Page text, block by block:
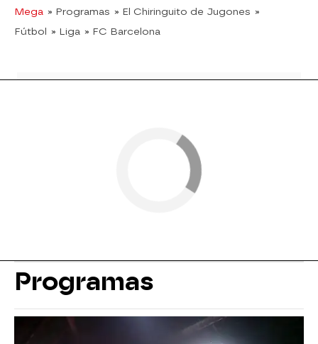
Mega » Programas » El Chiringuito de Jugones »
Fútbol » Liga » FC Barcelona
Programas